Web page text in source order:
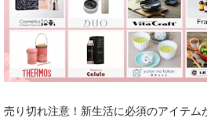
売り切れ注意！新生活に必須のアイテム